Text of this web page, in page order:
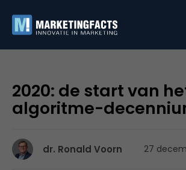
2020: de start van
algoritme-
dr. Ronald Voorn 27